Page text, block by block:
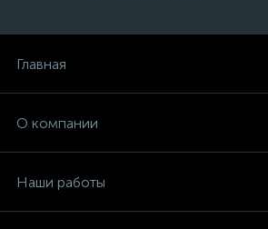
Главная
О компании
Наши работы